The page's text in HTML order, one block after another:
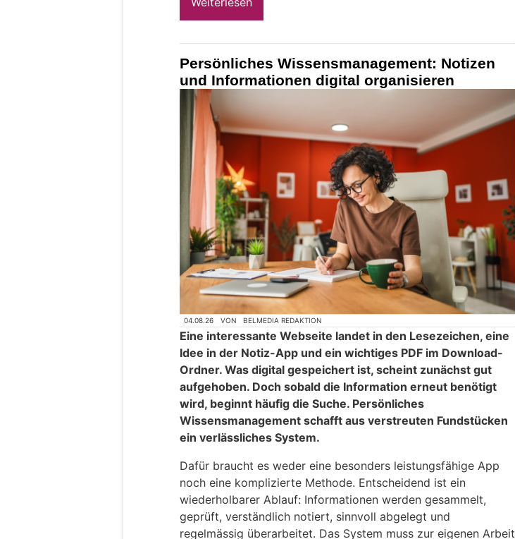
Persönliches Wissensmanagement: Notizen
und Informationen digital organisieren
04.08.26 VON BELMEDIA REDAKTION
Eine interessante Webseite landet in den Lesezeichen, eine
Idee in der Notiz-App und ein wichtiges PDF im Download-
Ordner. Was digital gespeichert ist, scheint zunächst gut
aufgehoben. Doch sobald die Information erneut benötigt
wird, beginnt häufig die Suche. Persönliches
Wissensmanagement schafft aus verstreuten Fundstücken
ein verlässliches System.
Dafür braucht es weder eine besonders leistungsfähige App
noch eine komplizierte Methode. Entscheidend ist ein
wiederholbarer Ablauf: Informationen werden gesammelt,
geprüft, verständlich notiert, sinnvoll abgelegt und
regelmässig überarbeitet. Das System muss zur eigenen Arbeit